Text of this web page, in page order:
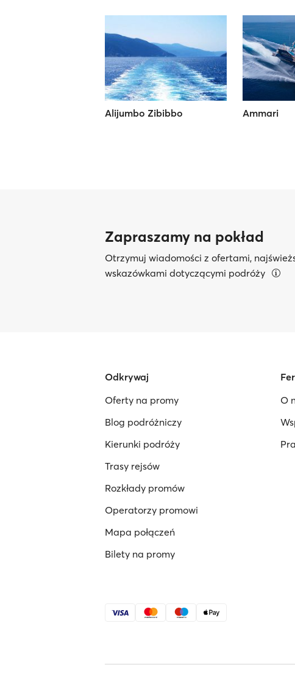
Alijumbo Zibibbo Ammari
Zapraszamy na pokład
Otrzymuj wiadomości z ofertami,
wskazówkami dotyczącymi podróży
Odkrywaj
Oferty na promy
Blog podróżniczy
Kierunki podróży
Trasy rejsów
Rozkłady promów
Operatorzy promowi
Mapa połączeń
Bilety na promy
O